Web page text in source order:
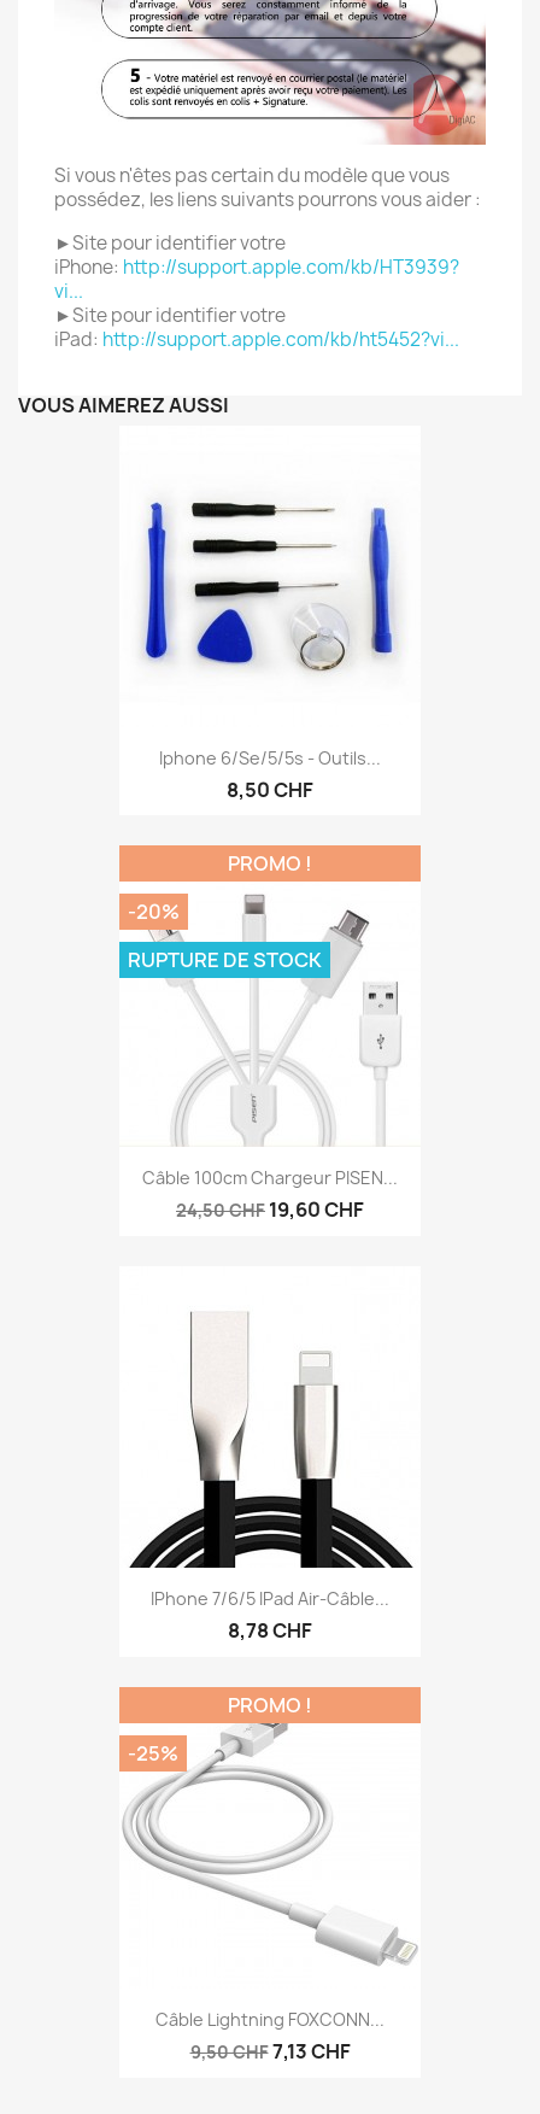
Si vous n'êtes pas certain du modèle que vous
possédez, les liens suivants pourrons vous aider :
►Site pour identifier votre
iPhone: http://support.apple.com/kb/HT3939?
vi...
►Site pour identifier votre
iPad: http://support.apple.com/kb/ht5452?vi...
VOUS AIMEREZ AUSSI
Iphone 6/se/5/5s - Outils...
8,50 CHF
Câble 100cm Chargeur PISEN...
24,50 CHF 19,60 CHF
PROMO !
-20%
RUPTURE DE STOCK
IPhone 7/6/5 IPad Air-Câble...
8,78 CHF
Câble Lightning FOXCONN...
9,50 CHF7,13 CHF
PROMO !
-25%